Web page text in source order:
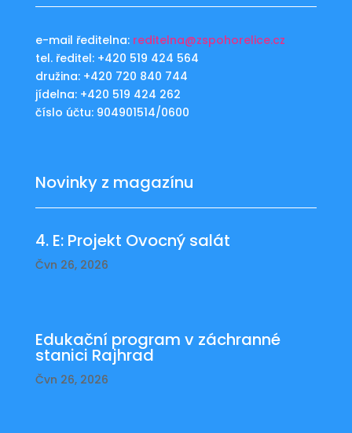
e-mail ředitelna: reditelna@zspohorelice.cz
tel. ředitel: +420 519 424 564
družina: +420 720 840 744
jídelna: +420 519 424 262
číslo účtu: 904901514/0600
Novinky z magazínu
4. E: Projekt Ovocný salát
Čvn 26, 2026
Edukační program v záchranné
stanici Rajhrad
Čvn 26, 2026